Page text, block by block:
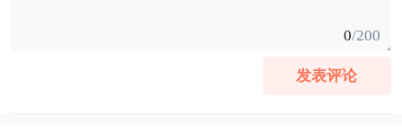
0/200
发表评论